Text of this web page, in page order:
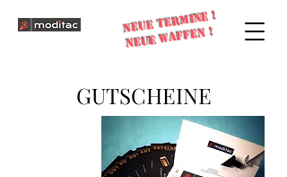
NEUe TERMINE !
NEUE WAFFEN !
GUTSCHEINE